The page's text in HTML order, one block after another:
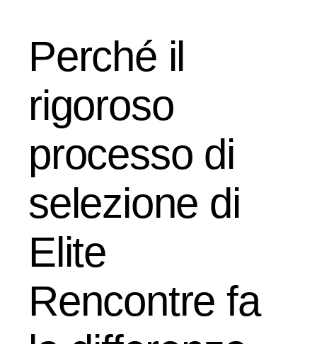
Perché il
rigoroso
processo di
selezione di
Elite
Rencontre fa